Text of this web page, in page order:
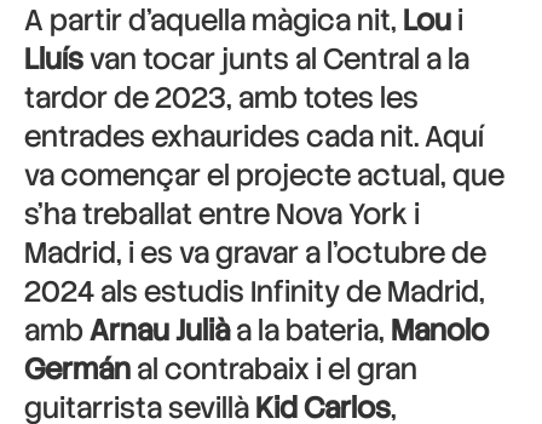
A partir d’aquella màgica nit, Loui
Lluísvan tocar junts al Central a la
tardor de 2023, amb totes les
entrades exhaurides cada nit. Aquí
va començar el projecte actual, que
s’ha treballat entre Nova York i
Madrid, i es va gravar a l’octubre de
2024 als estudis Infinity de Madrid,
ambArnau Juliàa la bateria, Manolo
Germánal contrabaix i el gran
guitarrista sevillàKid Carlos,